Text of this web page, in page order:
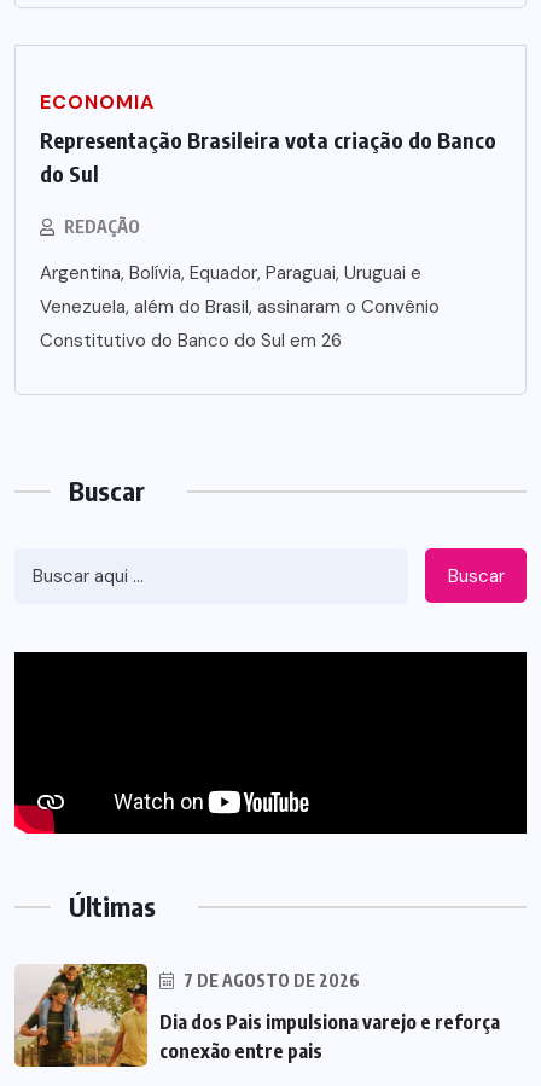
ECONOMIA
Representação Brasileira vota criação do Banco
do Sul
REDAÇÃO
Argentina, Bolívia, Equador, Paraguai, Uruguai e
Venezuela, além do Brasil, assinaram o Convênio
Constitutivo do Banco do Sul em 26
Buscar
Buscar
Últimas
7 DE AGOSTO DE 2026
Dia dos Pais impulsiona varejo e reforça
conexão entre pais